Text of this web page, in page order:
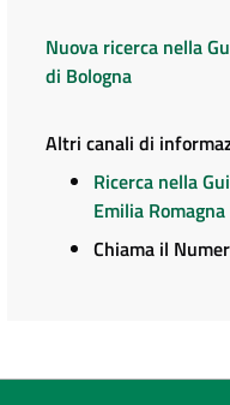
Nuova ricerca nella
di Bologna
Altri canali di
Ricerca nella
Emilia Romagna
Chiama il